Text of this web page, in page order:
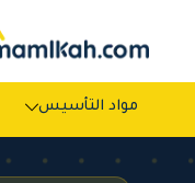
مواد التأسيس